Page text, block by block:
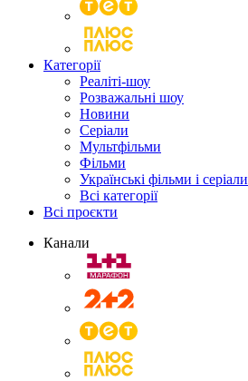
Категорії
Реаліті-шоу
Розважальні шоу
Новини
Серіали
Мультфільми
Фільми
Українські фільми і серіали
Всі категорії
Всі проєкти
Канали